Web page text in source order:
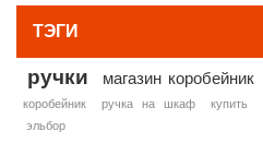
ТЭГИ
ручки магазин коробейник
коробейник
ручка на шкаф купить
эльбор